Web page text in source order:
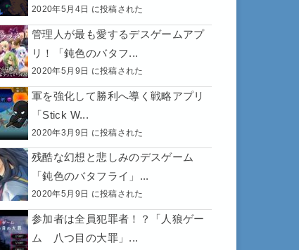
2020年5月4日 に投稿された
管理人が最も愛するデスゲームアプ
リ！「鈍色のバタフ...
2020年5月9日 に投稿された
軍を強化して勝利へ導く戦略アプリ
「Stick W...
2020年3月9日 に投稿された
残酷な幻想と悲しみのデスゲーム
「鈍色のバタフライ」...
2020年5月9日 に投稿された
参加者は全員犯罪者！？「人狼ゲー
ム 八つ目の大罪」...